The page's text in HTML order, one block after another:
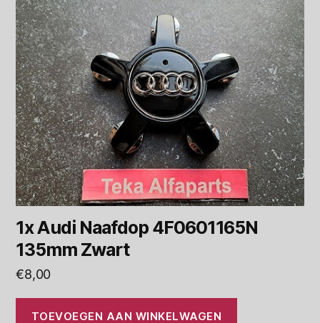
1x Audi Naafdop 4F0601165N
135mm Zwart
€8,00
TOEVOEGEN AAN WINKELWAGEN